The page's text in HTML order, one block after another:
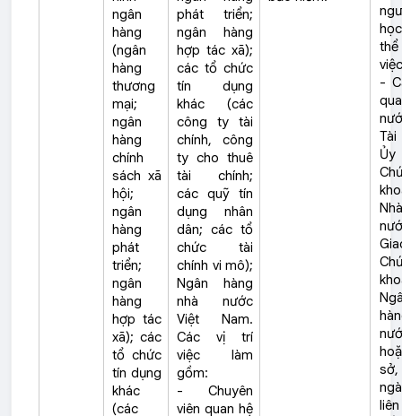
ngân
hàng
(ngân
hàng
thương
mại;
ngân
hàng
chính
sách xã
hội;
ngân
hàng
phát
triển;
ngân
hàng
hợp tác
xã); các
tổ chức
tín dụng
khác
(các
phát triển;
ngân hàng
hợp tác xã);
các tổ chức
tín dụng
khác (các
công ty tài
chính, công
ty cho thuê
tài chính;
các quỹ tín
dụng nhân
dân; các tổ
chức tài
chính vi mô);
Ngân hàng
nhà nước
Việt Nam.
Các vị trí
việc làm
gồm:
- Chuyên
viên quan hệ
-
Tài
Nhà